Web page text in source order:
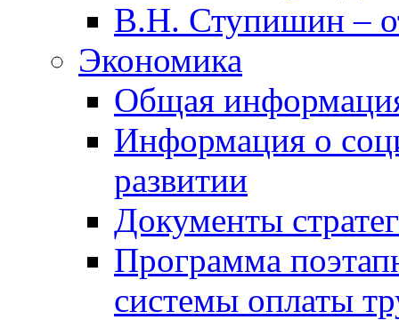
В.Н. Ступишин –
Экономика
Общая
Информация о
развитии
Документы
Программа
системы оплаты